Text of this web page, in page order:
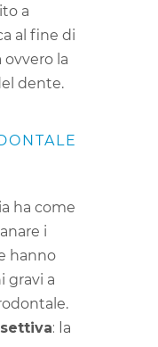
a
al fine di
ovvero la
dente.
ha come
i
hanno
gravi a
: la